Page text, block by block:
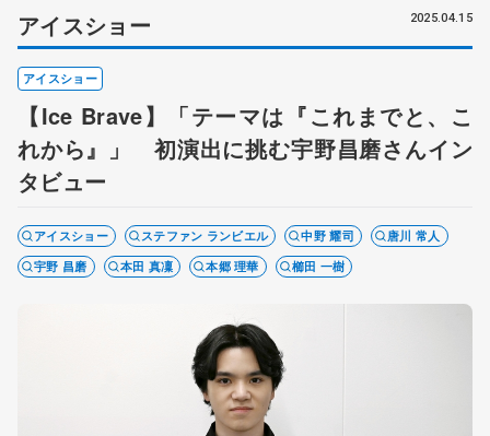
アイスショー 2025.04.15
アイスショー
【Ice Brave】「テーマは『これまでと、こ
れから』」 初演出に挑む宇野昌磨さんイン
タビュー
アイスショー ステファン ランビエル 中野 耀司
唐川 常人
宇野 昌磨
本田 真凜 本郷 理華 櫛田 一樹